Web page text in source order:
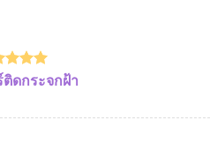
ติดกระจกฝ้า